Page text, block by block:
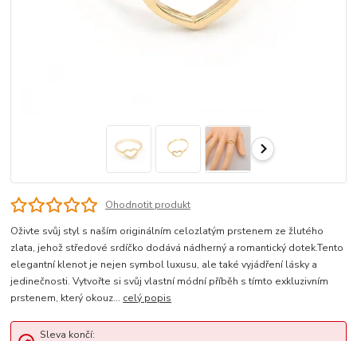
Ohodnotit produkt
Oživte svůj styl s naším originálním celozlatým prstenem ze žlutého
zlata, jehož středové srdíčko dodává nádherný a romantický dotek.Tento
elegantní klenot je nejen symbol luxusu, ale také vyjádření lásky a
jedinečnosti. Vytvořte si svůj vlastní módní příběh s tímto exkluzivním
prstenem, který okouz... celý popis
Sleva končí: